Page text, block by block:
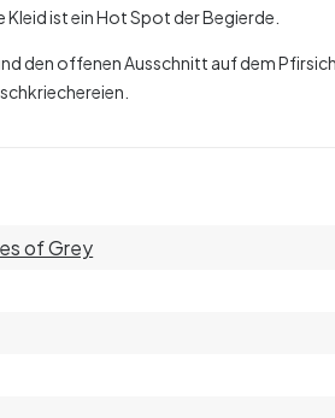
ist ein Hot Spot der Begierde.
den offenen Ausschnitt auf dem Pfirsich
of Grey